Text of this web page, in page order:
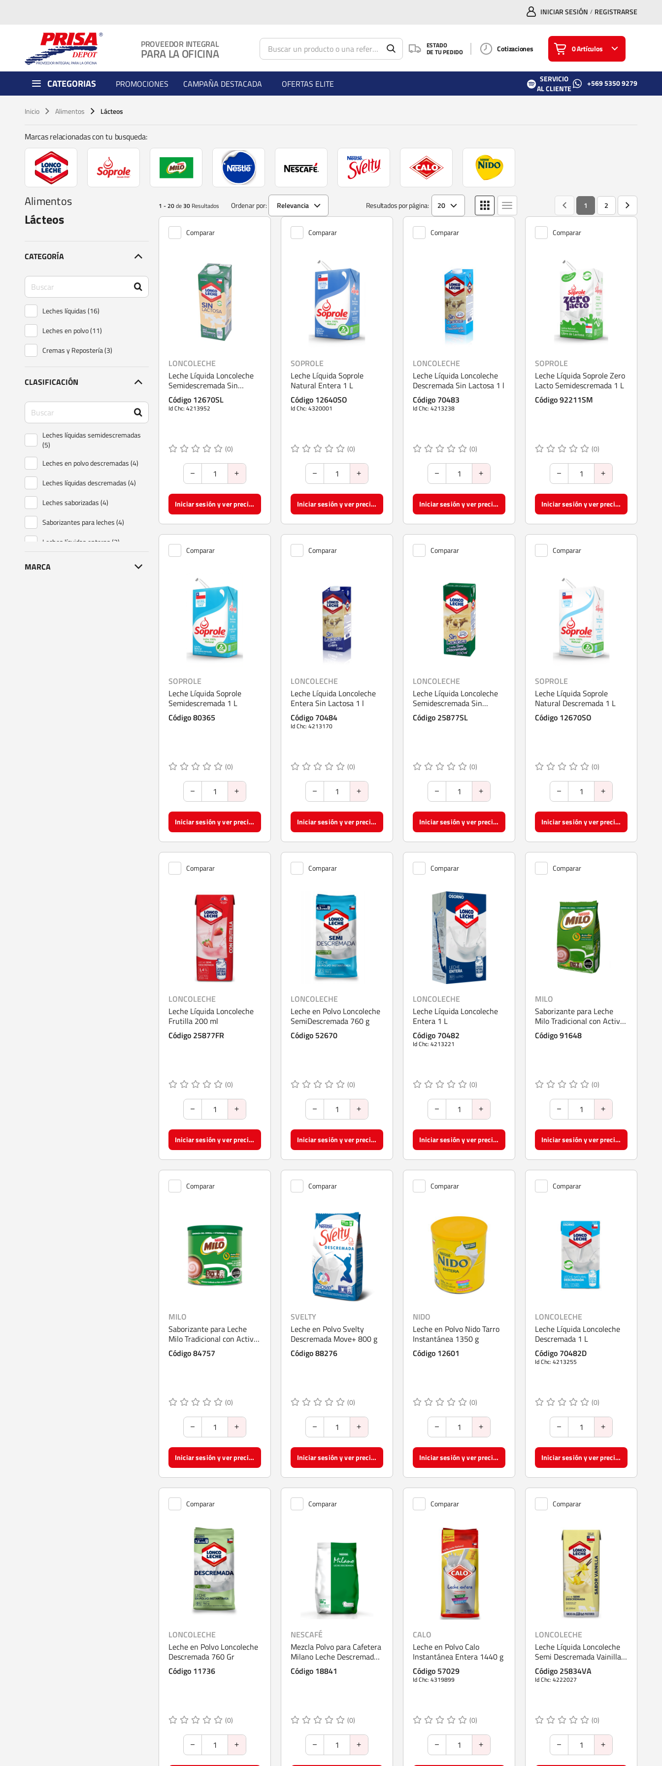
INICIAR SESIÓN / REGISTRARSE
PROVEEDOR INTEGRAL
PARA LA OFICINA
ESTADO
DE TU PEDIDO Cotizaciones 0 Artículos
CATEGORIAS PROMOCIONES CAMPAÑA DESTACADA OFERTAS ELITE
SERVICIO
AL CLIENTE
+569 5350 9279
Inicio Alimentos Lácteos
Marcas relacionadas con tu busqueda:
Alimentos
Lácteos
CATEGORÍA
Leches líquidas (16)
Leches en polvo (11)
Cremas y Repostería (3)
CLASIFICACIÓN
Leches líquidas semidescremadas
(5)
Leches en polvo descremadas (4)
Leches líquidas descremadas (4)
Leches saborizadas (4)
Saborizantes para leches (4)
Leches líquidas enteras (3)
MARCA
1 - 20de30 Resultados Ordenar por: Relevancia Resultados por página: 20 1 2
Comparar
LONCOLECHE
Leche Líquida Loncoleche
Semidescremada Sin
Lactosa 1 L
Código 12670SL
Id Chc: 4213952
(0)
Iniciar sesión y ver precios
Comparar
SOPROLE
Leche Líquida Soprole
Natural Entera 1 L
Código 12640SO
Id Chc: 4320001
(0)
Iniciar sesión y ver precios
Comparar
LONCOLECHE
Leche Líquida Loncoleche
Descremada Sin Lactosa 1 l
Código 70483
Id Chc: 4213238
(0)
Iniciar sesión y ver precios
Comparar
SOPROLE
Leche Líquida Soprole Zero
Lacto Semidescremada 1 L
Código 92211SM
(0)
Iniciar sesión y ver precios
Comparar
SOPROLE
Leche Líquida Soprole
Semidescremada 1 L
Código 80365
(0)
Iniciar sesión y ver precios
Comparar
LONCOLECHE
Leche Líquida Loncoleche
Entera Sin Lactosa 1 l
Código 70484
Id Chc: 4213170
(0)
Iniciar sesión y ver precios
Comparar
LONCOLECHE
Leche Líquida Loncoleche
Semidescremada Sin
Lactosa 200 ml
Código 25877SL
(0)
Iniciar sesión y ver precios
Comparar
SOPROLE
Leche Líquida Soprole
Natural Descremada 1 L
Código 12670SO
(0)
Iniciar sesión y ver precios
Comparar
LONCOLECHE
Leche Líquida Loncoleche
Frutilla 200 ml
Código 25877FR
(0)
Iniciar sesión y ver precios
Comparar
LONCOLECHE
Leche en Polvo Loncoleche
SemiDescremada 760 g
Código 52670
(0)
Iniciar sesión y ver precios
Comparar
LONCOLECHE
Leche Líquida Loncoleche
Entera 1 L
Código 70482
Id Chc: 4213221
(0)
Iniciar sesión y ver precios
Comparar
MILO
Saborizante para Leche
Milo Tradicional con Activ-
Go Polvo 1 kg
Código 91648
(0)
Iniciar sesión y ver precios
Comparar
MILO
Saborizante para Leche
Milo Tradicional con Activ-
Go Polvo Tarro 700 g
Código 84757
(0)
Iniciar sesión y ver precios
Comparar
SVELTY
Leche en Polvo Svelty
Descremada Move+ 800 g
Código 88276
(0)
Iniciar sesión y ver precios
Comparar
NIDO
Leche en Polvo Nido Tarro
Instantánea 1350 g
Código 12601
(0)
Iniciar sesión y ver precios
Comparar
LONCOLECHE
Leche Líquida Loncoleche
Descremada 1 L
Código 70482D
Id Chc: 4213255
(0)
Iniciar sesión y ver precios
Comparar
LONCOLECHE
Leche en Polvo Loncoleche
Descremada 760 Gr
Código 11736
(0)
Comparar
NESCAFÉ
Mezcla Polvo para Cafetera
Milano Leche Descremada
500 g
Código 18841
(0)
Comparar
CALO
Leche en Polvo Calo
Instantánea Entera 1440 g
Código 57029
Id Chc: 4319899
(0)
Comparar
LONCOLECHE
Leche Líquida Loncoleche
Semi Descremada Vainilla
200 ml
Código 25834VA
Id Chc: 4222027
(0)